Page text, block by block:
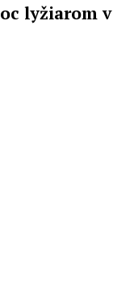
lyžiarom v